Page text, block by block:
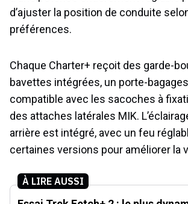
d’ajuster la position de conduite
préférences.
Chaque Charter+ reçoit des garde-
bavettes intégrées, un porte-
compatible avec les sacoches à
des attaches latérales MIK.
arrière est intégré, avec un feu
certaines versions pour améliorer la
À LIRE AUSSI